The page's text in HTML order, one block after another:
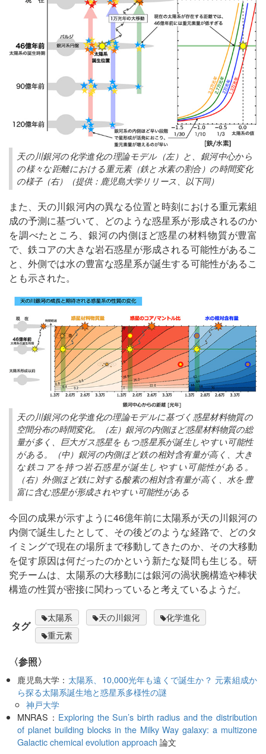
天の川銀河の化学進化の理論モデル（左）と、銀河中心から
の様々な距離における重元素（鉄と水素の割合）の時間変化
の様子（右）（提供：鹿児島大学リリース、以下同）
また、天の川銀河内の異なる位置と時刻における重元素組
成の予測に基づいて、どのような惑星系が形成されるのか
を調べたところ、銀河の内側ほど惑星の材料物質が豊富
で、鉄コアの大きな岩石惑星が形成される可能性があるこ
と、外側では水の豊富な惑星系が誕生する可能性があるこ
とも示された。
天の川銀河の化学進化の理論モデルに基づく惑星材料物質の
空間分布の時間変化。（左）銀河の内側ほど惑星材料物質の総
量が多く、巨大ガス惑星をもつ惑星系が誕生しやすい可能性
がある。（中）銀河の内側ほど鉄の相対含有量が高く、大き
な鉄コアを持つ岩石惑星が誕生しやすい可能性がある。
（右）外側ほど鉄に対する酸素の相対含有量が高く、水を豊
富に含む惑星が形成されやすい可能性がある
今回の成果が示すように46億年前に太陽系が天の川銀河の
内側で誕生したとして、その後どのような経路で、どのタ
イミングで現在の場所まで移動してきたのか、その大移動
を促す原因は何だったのかという新たな疑問も生じる。研
究チームは、太陽系の大移動には銀河の渦状腕構造や棒状
構造の性質が密接に関わっていると考えているようだ。
タグ
太陽系 天の川銀河
化学進化
重元素
〈参照〉
鹿児島大学： 太陽系、10,000光年も遠くで誕生か？ 元素組成か
ら探る太陽系誕生地と惑星系多様性の謎
神戸大学
MNRAS： Exploring the Sun’s birth radius and the distribution
of planet building blocks in the Milky Way galaxy: a multizone
Galactic chemical evolution approach 論文